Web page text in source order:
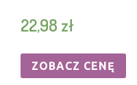
22,98 zł
ZOBACZ CENĘ